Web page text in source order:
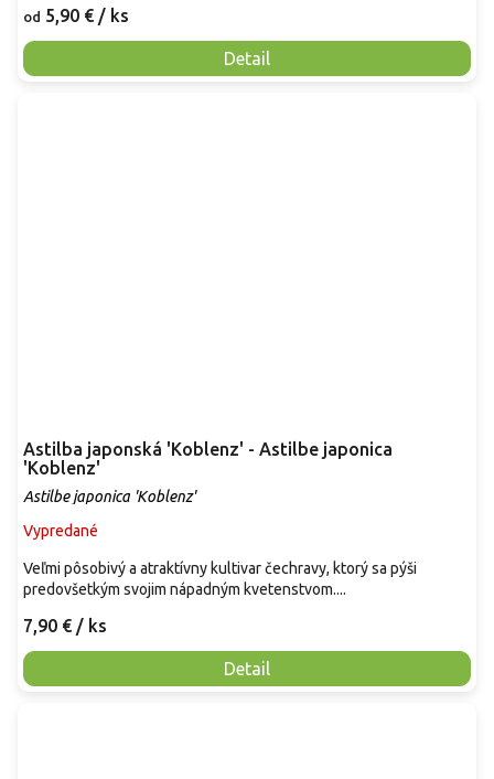
od 5,90 € / ks
Detail
Astilba japonská 'Koblenz' - Astilbe japonica
'Koblenz'
Astilbe japonica 'Koblenz'
Vypredané
7,90 € / ks
Detail
Veľmi pôsobivý a atraktívny kultivar čechravy, ktorý sa pýši
predovšetkým svojim nápadným kvetenstvom....